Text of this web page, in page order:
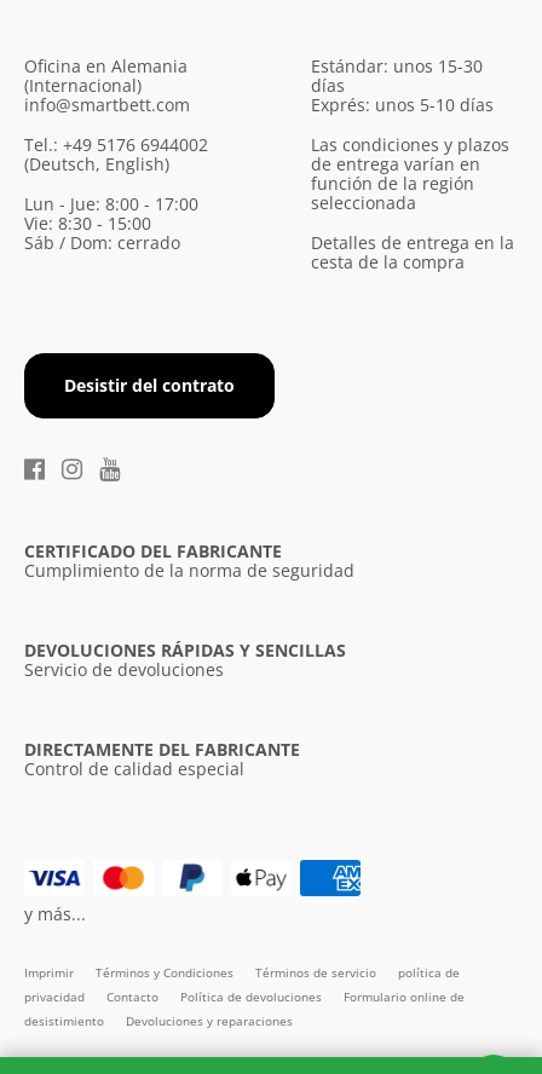
Oficina en Alemania
(Internacional)
info@smartbett.com
Tel.: +49 5176 6944002
(Deutsch, English)
Lun - Jue: 8:00 - 17:00
Vie: 8:30 - 15:00
Sáb / Dom: cerrado
Desistir del contrato
Estándar: unos 15-30
días
Exprés: unos 5-10 días
Las condiciones y plazos
de entrega varían en
función de la región
seleccionada
Detalles de entrega en la
cesta de la compra
CERTIFICADO DEL FABRICANTE
Cumplimiento de la norma de seguridad
DEVOLUCIONES RÁPIDAS Y SENCILLAS
Servicio de devoluciones
DIRECTAMENTE DEL FABRICANTE
Control de calidad especial
Imprimir Términos y Condiciones Términos de servicio
política de
privacidad
Contacto Política de devoluciones
Formulario online de
desistimiento
Devoluciones y reparaciones
y más...